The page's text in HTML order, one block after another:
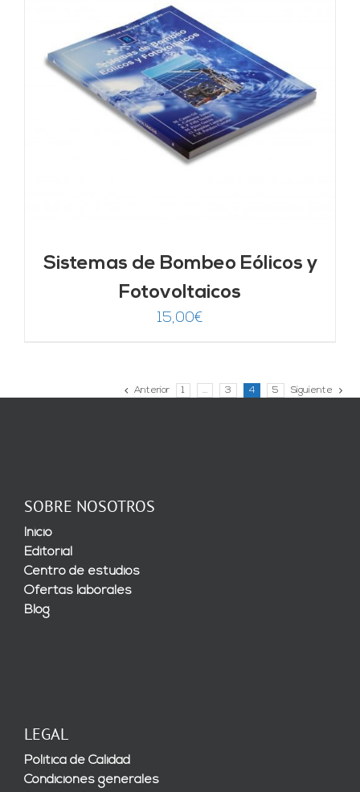
Sistemas de Bombeo Eólicos y
Fotovoltaicos
15,00€
Anterior 1 … 3 4 5 Siguiente
SOBRE NOSOTROS
Inicio
Editorial
Centro de estudios
Ofertas laborales
Blog
LEGAL
Política de Calidad
Condiciones generales